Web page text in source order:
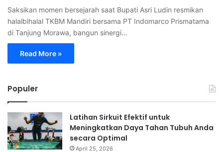
Saksikan momen bersejarah saat Bupati Asri Ludin resmikan
halalbihalal TKBM Mandiri bersama PT Indomarco Prismatama
di Tanjung Morawa, bangun sinergi…
Read More »
Populer
Latihan Sirkuit Efektif untuk
Meningkatkan Daya Tahan Tubuh Anda
secara Optimal
April 25, 2026